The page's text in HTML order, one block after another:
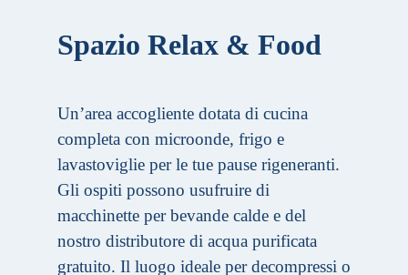
Spazio Relax & Food
Un’area accogliente dotata di cucina
completa con microonde, frigo e
lavastoviglie per le tue pause rigeneranti.
Gli ospiti possono usufruire di
macchinette per bevande calde e del
nostro distributore di acqua purificata
gratuito. Il luogo ideale per decompressi o